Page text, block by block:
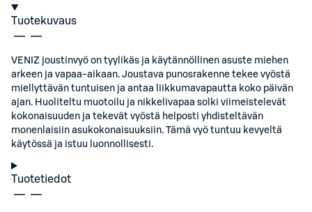
Tuotekuvaus
VENIZ joustinvyö on tyylikäs ja käytännöllinen asuste miehen
arkeen ja vapaa-aikaan. Joustava punosrakenne tekee vyöstä
miellyttävän tuntuisen ja antaa liikkumavapautta koko päivän
ajan. Huoliteltu muotoilu ja nikkelivapaa solki viimeistelevät
kokonaisuuden ja tekevät vyöstä helposti yhdisteltävän
monenlaisiin asukokonaisuuksiin. Tämä vyö tuntuu kevyeltä
käytössä ja istuu luonnollisesti.
Tuotetiedot